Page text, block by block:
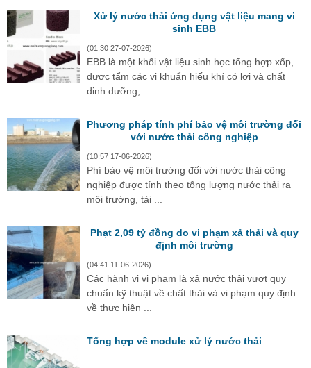
Xử lý nước thải ứng dụng vật liệu mang vi
sinh EBB
(01:30 27-07-2026)
EBB là một khối vật liệu sinh học tổng hợp xốp,
được tẩm các vi khuẩn hiếu khí có lợi và chất
dinh dưỡng, ...
Phương pháp tính phí bảo vệ môi trường đối
với nước thải công nghiệp
(10:57 17-06-2026)
Phí bảo vệ môi trường đối với nước thải công
nghiệp được tính theo tổng lượng nước thải ra
môi trường, tải ...
Phạt 2,09 tỷ đồng do vi phạm xả thải và quy
định môi trường
(04:41 11-06-2026)
Các hành vi vi phạm là xả nước thải vượt quy
chuẩn kỹ thuật về chất thải và vi phạm quy định
về thực hiện ...
Tổng hợp về module xử lý nước thải